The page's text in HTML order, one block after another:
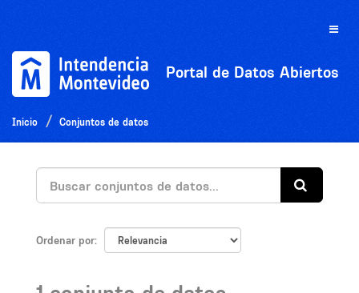
Toggle
Portal de Datos Abiertos
Inicio Conjuntos de datos
Ordenar por